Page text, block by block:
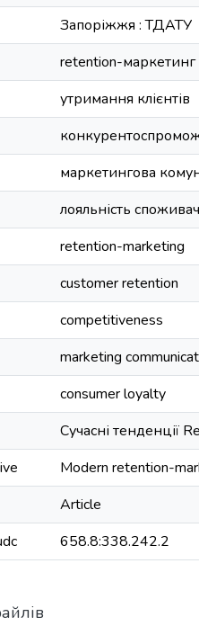
Запоріжжя : ТДАТУ
retention-маркетинг
утримання клієнтів
маркетингова
лояльність
retention-marketing
customer retention
competitiveness
marketing
consumer loyalty
Сучасні тенденції
Modern retention-
Article
658.8:338.242.2